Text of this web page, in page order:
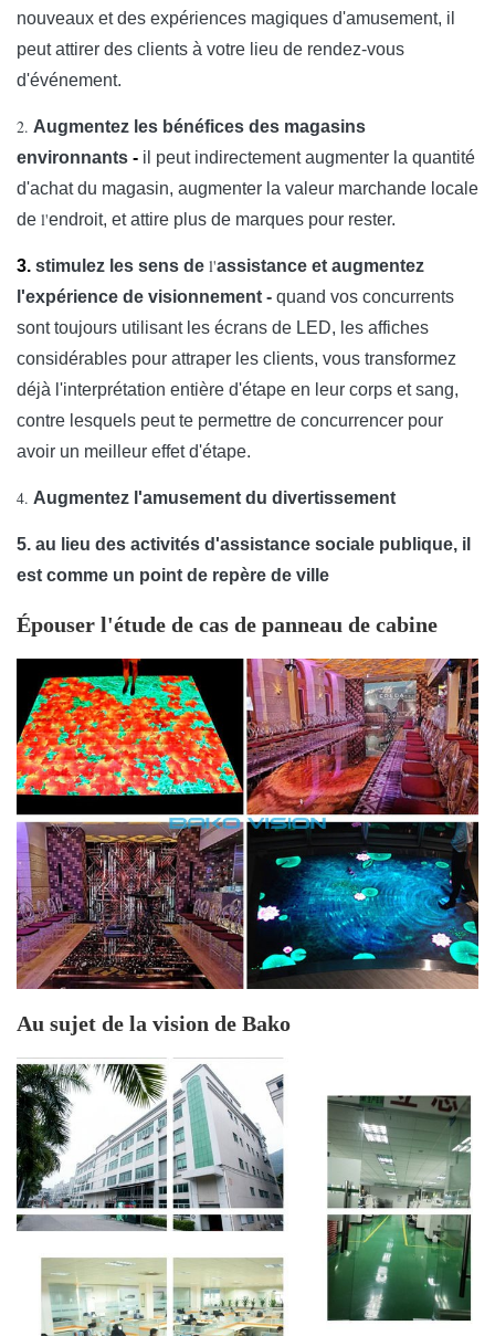
Puissance moyen 300 avec le ² de
Consumption
le ² de m
le ² de m
Temp de
opération/humidité
-10℃-60℃/10%-
Temp/humidité de
stockage
-30℃-60℃/10%-
La vitesse de
régénération
>1 920 hertz
Éclat
2 500
lentes
2 000
Angle de
Angle de
vertical
Vie prévue 100, 000
La meilleure
visionnement
4m 5m
Méthode de
balayage
1 /
Balayage
16
1 /
Balayage
6
1 /
d'entretien
Estimation d'IP
nouveaux et des expériences magiques d'amusement, il
peut attirer des clients à votre lieu de rendez-vous
d'événement.
2. Augmentez les bénéfices des magasins
environnants - il peut indirectement augmenter la quantité
d'achat du magasin, augmenter la valeur marchande locale
de l'endroit, et attire plus de marques pour rester.
3. stimulez les sens de l'assistance et augmentez
l'expérience de visionnement - quand vos concurrents
sont toujours utilisant les écrans de LED, les affiches
considérables pour attraper les clients, vous transformez
déjà l'interprétation entière d'étape en leur corps et sang,
contre lesquels peut te permettre de concurrencer pour
avoir un meilleur effet d'étape.
4. Augmentez l'amusement du divertissement
5. au lieu des activités d'assistance sociale publique, il
est comme un point de repère de ville
Épouser l'étude de cas de panneau de cabine
Au sujet de la vision de Bako